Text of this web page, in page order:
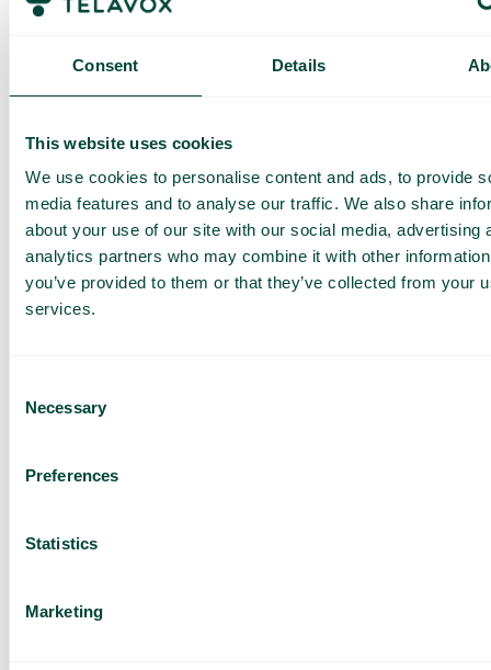
Consent Details
This website uses cookies
We use cookies to personalise content and ads, to provide
media features and to analyse our traffic. We also share
about your use of our site with our social media, advertising
analytics partners who may combine it with other
you’ve provided to them or that they’ve collected from your
services.
Selection
Necessary
Preferences
Statistics
Marketing
Få en
skräddarsydd
demo och
offert
Genomgång av våra
tjänster
Offert anpassad för ditt
företag